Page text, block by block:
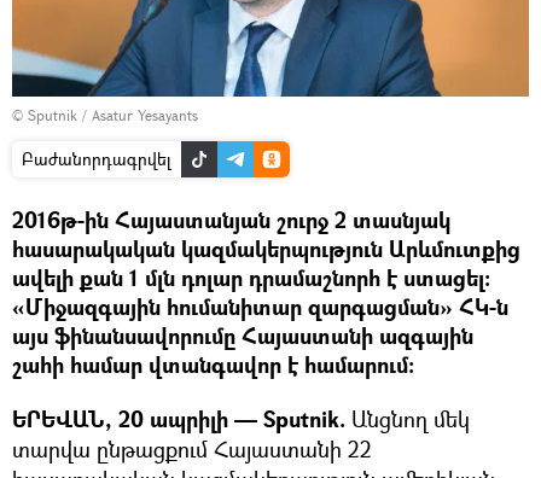
© Sputnik / Asatur Yesayants
Բաժանորդագրվել
2016թ-ին Հայաստանյան շուրջ 2 տասնյակ
հասարակական կազմակերպություն Արևմուտքից
ավելի քան 1 մլն դոլար դրամաշնորհ է ստացել:
«Միջազգային հումանիտար զարգացման» ՀԿ-ն
այս ֆինանսավորումը Հայաստանի ազգային
շահի համար վտանգավոր է համարում:
ԵՐԵՎԱՆ, 20 ապրիլի — Sputnik. Անցնող մեկ
տարվա ընթացքում Հայաստանի 22